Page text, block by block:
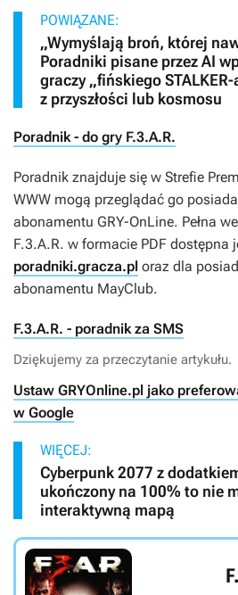
POWIĄZANE:
„Wymyślają broń, której
Poradniki pisane przez AI
graczy „fińskiego
z przyszłości lub kosmosu
Poradnik - do gry F.3.A.R.
Poradnik znajduje się w Strefie
WWW mogą przeglądać go
abonamentu GRY-OnLine. Pełna
F.3.A.R. w formacie PDF dostępna
poradniki.gracza.pl oraz dla
abonamentu MayClub.
F.3.A.R. - poradnik za SMS
Dziękujemy za przeczytanie artykułu.
Ustaw GRYOnline.pl jako
w Google
WIĘCEJ:
Cyberpunk 2077 z
ukończony na 100% to nie
interaktywną mapą